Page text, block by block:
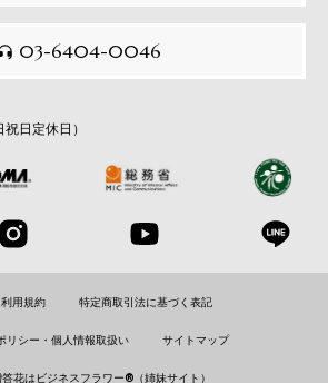
03-6404-0046
日定休日）
用規約 特定商取引法に基づく表記
リシー・個人情報取扱い サイトマップ
花はビジネスフラワー®（姉妹サイト）